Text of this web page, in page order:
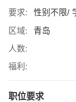
要求:
性别不限/
区域:
青岛
人数:
福利:
职位要求